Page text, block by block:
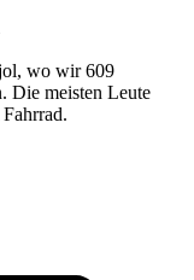
wo wir 609
Die meisten Leute